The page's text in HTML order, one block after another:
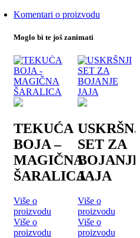
Komentari o proizvodu
Moglo bi te još zanimati
TEKUĆA
BOJA –
MAGIČNA
ŠARALICA
Više o
proizvodu
Više o
proizvodu
SET ZA
JAJA
Više o
proizvodu
Više o
proizvodu